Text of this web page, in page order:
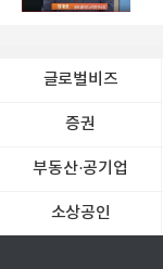
글로벌비즈
증권
부동산·공기업
소상공인